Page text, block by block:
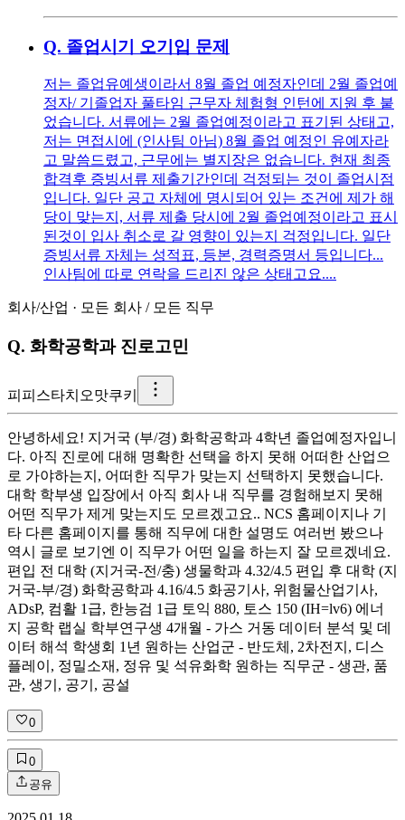
Q. 졸업시기 오기입 문제
저는 졸업유예생이라서 8월 졸업 예정자인데 2월 졸업예
정자/ 기졸업자 풀타임 근무자 체험형 인턴에 지원 후 붙
었습니다. 서류에는 2월 졸업예정이라고 표기된 상태고,
저는 면접시에 (인사팀 아님) 8월 졸업 예정인 유예자라
고 말씀드렸고, 근무에는 별지장은 없습니다. 현재 최종
합격후 증빙서류 제출기간인데 걱정되는 것이 졸업시점
입니다. 일단 공고 자체에 명시되어 있는 조건에 제가 해
당이 맞는지, 서류 제출 당시에 2월 졸업예정이라고 표시
된것이 입사 취소로 갈 영향이 있는지 걱정입니다. 일단
증빙서류 자체는 성적표, 등본, 경력증명서 등입니다...
인사팀에 따로 연락을 드리진 않은 상태고요....
회사/산업 · 모든 회사 / 모든 직무
Q. 화학공학과 진로고민
피 피스타치오맛쿠키
안녕하세요! 지거국 (부/경) 화학공학과 4학년 졸업예정자입니
다. 아직 진로에 대해 명확한 선택을 하지 못해 어떠한 산업으
로 가야하는지, 어떠한 직무가 맞는지 선택하지 못했습니다.
대학 학부생 입장에서 아직 회사 내 직무를 경험해보지 못해
어떤 직무가 제게 맞는지도 모르겠고요.. NCS 홈페이지나 기
타 다른 홈페이지를 통해 직무에 대한 설명도 여러번 봤으나
역시 글로 보기엔 이 직무가 어떤 일을 하는지 잘 모르겠네요.
편입 전 대학 (지거국-전/충) 생물학과 4.32/4.5 편입 후 대학 (지
거국-부/경) 화학공학과 4.16/4.5 화공기사, 위험물산업기사,
ADsP, 컴활 1급, 한능검 1급 토익 880, 토스 150 (IH=lv6) 에너
지 공학 랩실 학부연구생 4개월 - 가스 거동 데이터 분석 및 데
이터 해석 학생회 1년 원하는 산업군 - 반도체, 2차전지, 디스
플레이, 정밀소재, 정유 및 석유화학 원하는 직무군 - 생관, 품
관, 생기, 공기, 공설
0
0
공유